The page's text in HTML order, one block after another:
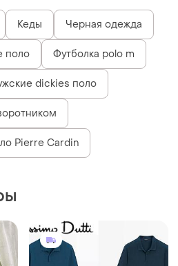
Кеды Черная одежда
поло Футболка polo m
dickies поло
Pierre Cardin